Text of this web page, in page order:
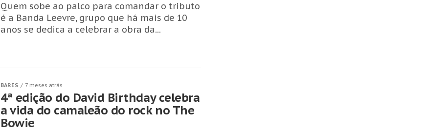
Quem sobe ao palco para comandar o tributo
é a Banda Leevre, grupo que há mais de 10
anos se dedica a celebrar a obra da...
BARES 7 meses atrás
4ª edição do David Birthday celebra
a vida do camaleão do rock no The
Bowie